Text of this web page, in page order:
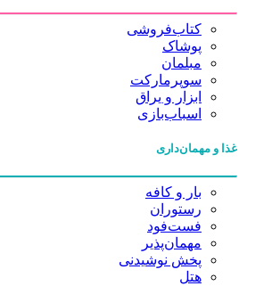
کتاب‌فروشی
پوشاک
مبلمان
سوپرمارکت
ابزار و یراق
اسباب‌بازی
غذا و مهمان‌داری
بار و کافه
رستوران
فست‌فود
مهمان‌پذیر
پخش نوشیدنی
هتل